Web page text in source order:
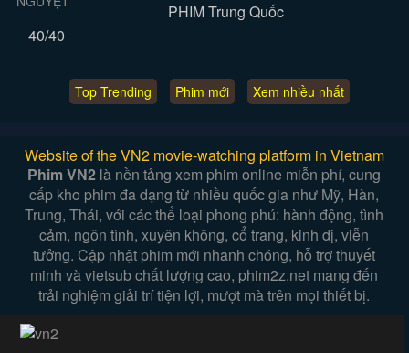
PHIM Trung Quốc
40/40
Top Trending Phim mới Xem nhiều nhất
Website of the VN2 movie-watching platform in Vietnam
Phim VN2 là nền tảng xem phim online miễn phí, cung
cấp kho phim đa dạng từ nhiều quốc gia như Mỹ, Hàn,
Trung, Thái, với các thể loại phong phú: hành động, tình
cảm, ngôn tình, xuyên không, cổ trang, kinh dị, viễn
tưởng. Cập nhật phim mới nhanh chóng, hỗ trợ thuyết
minh và vietsub chất lượng cao, phim2z.net mang đến
trải nghiệm giải trí tiện lợi, mượt mà trên mọi thiết bị.